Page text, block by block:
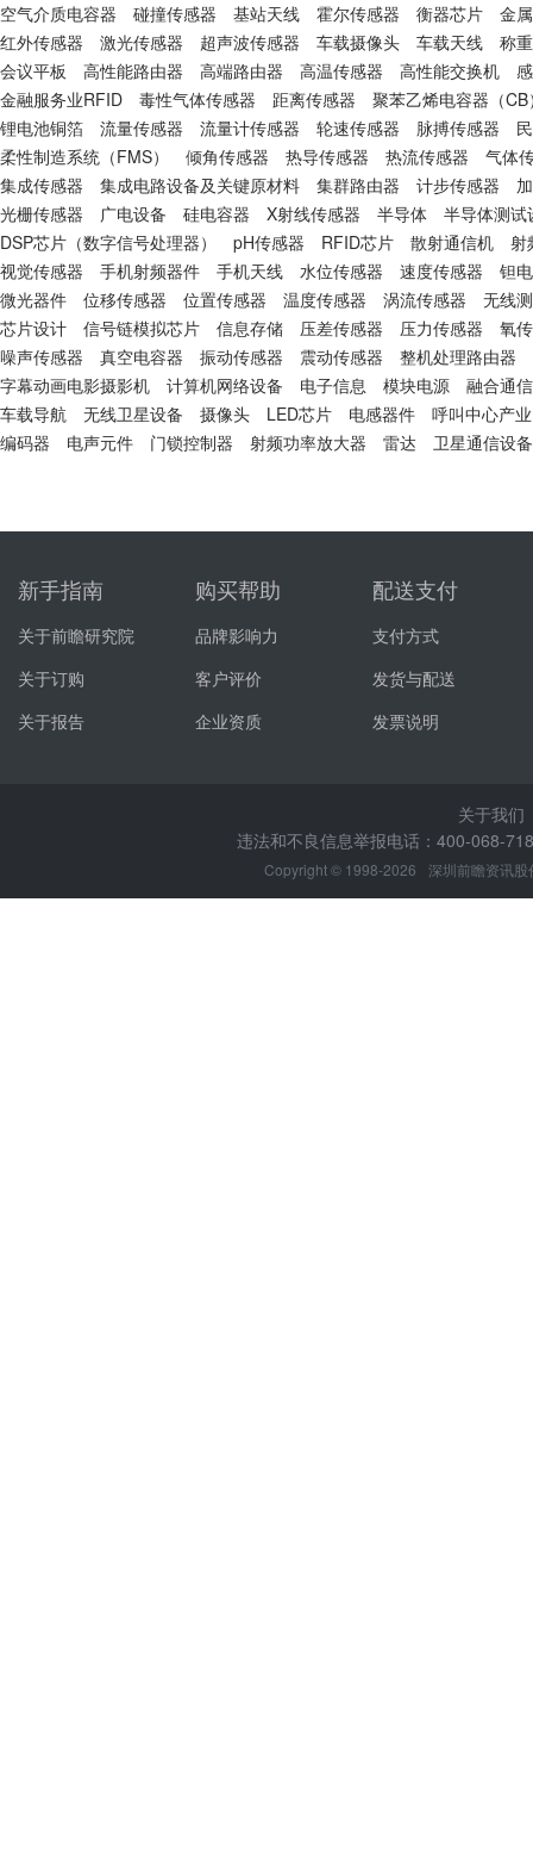
空气介质电容器 碰撞传感器 基站天线 霍尔传感器 衡器芯片
金
红外传感器
激光传感器 超声波传感器 车载摄像头 车载天线
称
会议平板
高性能路由器 高端路由器 高温传感器 高性能交换机
金融服务业RFID
毒性气体传感器 距离传感器
聚苯乙烯电容器（CB
锂电池铜箔
流量传感器 流量计传感器 轮速传感器 脉搏传感器
柔性制造系统（FMS）
倾角传感器 热导传感器 热流传感器
气体
集成传感器
集成电路设备及关键原材料 集群路由器 计步传感器
光栅传感器
广电设备 硅电容器 X射线传感器 半导体
半导体测试
DSP芯片（数字信号处理器）
pH传感器 RFID芯片 散射通信机
射
视觉传感器
手机射频器件 手机天线 水位传感器 速度传感器
钽
微光器件
位移传感器 位置传感器 温度传感器 涡流传感器
无线
芯片设计
信号链模拟芯片 信息存储 压差传感器 压力传感器
氧
噪声传感器
真空电容器 振动传感器 震动传感器
整机处理路由器
字幕动画电影摄影机
计算机网络设备 电子信息 模块电源
融合通
车载导航
无线卫星设备 摄像头 LED芯片 电感器件
呼叫中心产业
编码器
电声元件 门锁控制器 射频功率放大器 雷达 卫星通信设备
新手指南
关于前瞻研究院
关于订购
关于报告
购买帮助
品牌影响力
客户评价
企业资质
配送支付
支付方式
发货与配送
发票说明
关于我们
违法和不良信息举报电话：400-068-
Copyright © 1998-2026 深圳前瞻资讯股